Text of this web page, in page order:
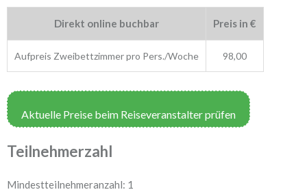
Direkt online buchbar Preis in €
Aufpreis Zweibettzimmer pro Pers./Woche 98,00
Aktuelle Preise beim Reiseveranstalter prüfen
Teilnehmerzahl
Mindestteilnehmeranzahl: 1